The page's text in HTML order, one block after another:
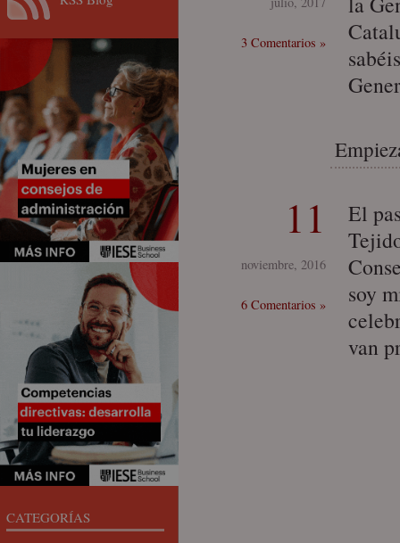
3 Comentarios »
11
noviembre, 2016
6 Comentarios »
El
soy
van
CATEGORÍAS